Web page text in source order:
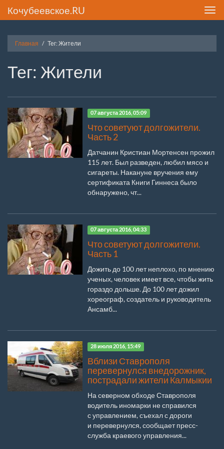
Кочубеевское.RU
Главная Тег: Жители
Тег: Жители
07 августа 2016, 05:09
Что советуют долгожители.
Часть 2
Датчанин Кристиан Мортенсен прожил
115 лет. Был разведен, любил мясо и
сигареты. Накануне вручения ему
сертификата Книги Гиннеса было
обнаружено, чт...
07 августа 2016, 04:33
Что советуют долгожители.
Часть 1
Дожить до 100 лет неплохо, по мнению
ученых, человек имеет все, чтобы жить
гораздо дольше. До 100 лет дожил
хореограф, создатель и руководитель
Ансамб...
28 июля 2016, 15:49
Вблизи Ставрополя
перевернулся внедорожник,
пострадали жители Калмыкии
На северном обходе Ставрополя
водитель иномарки не справился
с управлением, съехал с дороги
и перевернулся, сообщает пресс-
служба краевого управления...